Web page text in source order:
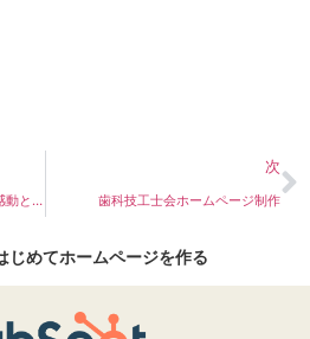
webディレクターがオススメの感動と学びの３つの動画
次
歯科技工士会ホームページ制作
じめてホームページを作る